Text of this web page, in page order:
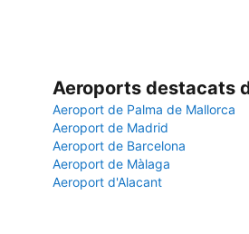
Aeroports destacats
Aeroport de Palma de Mallorca
Aeroport de Madrid
Aeroport de Barcelona
Aeroport de Màlaga
Aeroport d'Alacant